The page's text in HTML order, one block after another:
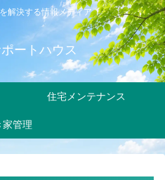
解決する情報メディア
ートハウス
住宅メンテナンス
家管理